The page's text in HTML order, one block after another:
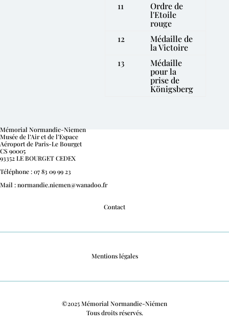
11
Ordre de
l'Etoile
rouge
12
Médaille de
la Victoire
13
Médaille
pour la
prise de
Königsberg
Mémorial Normandie-Niemen
Musée de l’Air et de l’Espace
Aéroport de Paris-Le Bourget
CS 90005
93352 LE BOURGET CEDEX
Téléphone : 07 83 09 99 23
Mail : normandie.niemen@wanadoo.fr
Contact
Mentions légales
©2025 Mémorial Normandie-Niémen
Tous droits réservés.